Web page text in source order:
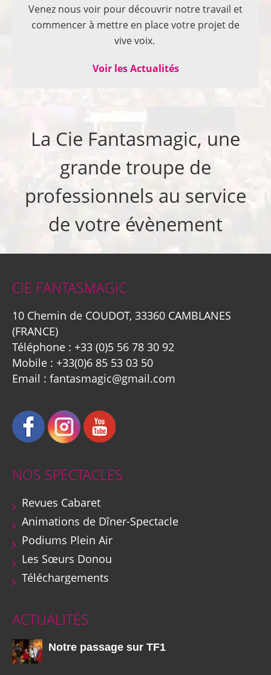
Venez nous voir pour découvrir notre travail et
commencer à mettre en place votre projet de
vive voix.
Voir les Actualités
La Cie Fantasmagic, une
grande troupe de
professionnels au service
de votre évènement
CIE FANTASMAGIC
10 Chemin de COUDOT, 33360 CAMBLANES
(FRANCE)
Téléphone : +33 (0)5 56 78 30 92
Mobile : +33(0)6 85 53 03 50
Email : fantasmagic@gmail.com
NOS SPECTACLES
Revues Cabaret
Animations de Dîner-Spectacle
Podiums Plein Air
Les Sœurs Donou
Téléchargements
ACTUALITÉS
Notre passage sur TF1